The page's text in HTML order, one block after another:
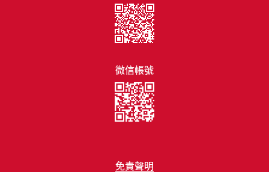
免責聲明
微信帳號